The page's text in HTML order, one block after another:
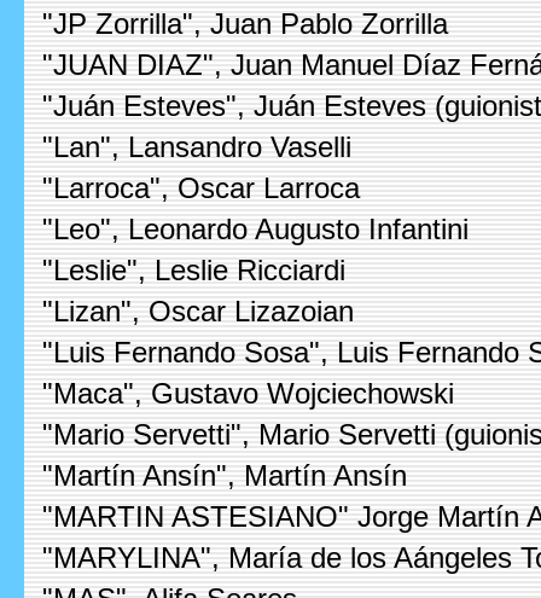
"JP Zorrilla", Juan Pablo Zorrilla
"JUAN DIAZ", Juan Manuel Díaz
"Juán Esteves", Juán Esteves
"Lan", Lansandro Vaselli
"Larroca", Oscar Larroca
"Leo", Leonardo Augusto Infantini
"Leslie", Leslie Ricciardi
"Lizan", Oscar Lizazoian
"Luis Fernando Sosa", Luis Fernando
"Maca", Gustavo Wojciechowski
"Mario Servetti", Mario Servetti
"Martín Ansín", Martín Ansín
"MARTIN ASTESIANO" Jorge Martín
"MARYLINA", María de los Aángeles